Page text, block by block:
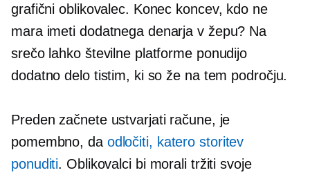
grafični oblikovalec. Konec koncev, kdo ne
mara imeti dodatnega denarja v žepu? Na
srečo lahko številne platforme ponudijo
dodatno delo tistim, ki so že na tem področju.
Preden začnete ustvarjati račune, je
pomembno, da odločiti, katero storitev
ponuditi. Oblikovalci bi morali tržiti svoje